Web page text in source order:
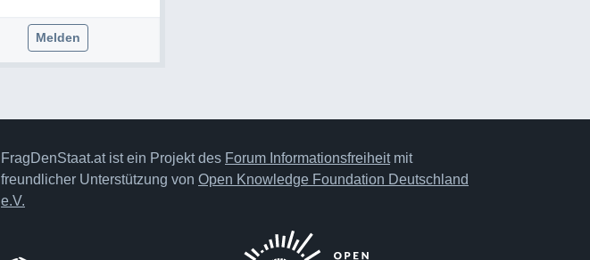
Melden
FragDenStaat.at ist ein Projekt des Forum Informationsfreiheitmit
freundlicher Unterstützung von Open Knowledge Foundation Deutschland
e.V.